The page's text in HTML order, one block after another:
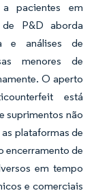
pacientes em
de P&D aborda
e análises de
menores de
O aperto
está
suprimentos não
plataformas de
encerramento de
em tempo
e comerciais